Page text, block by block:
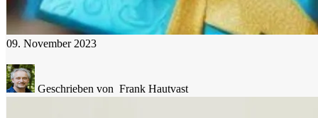
09. November 2023
Geschrieben von Frank Hautvast